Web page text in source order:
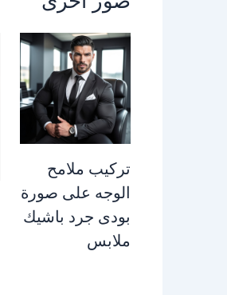
تركيب ملامح
الوجه على صورة
بودى جرد باشيك
ملابس